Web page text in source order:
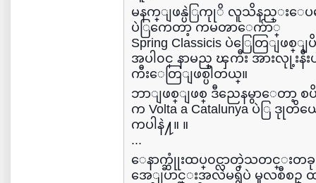
မနက္ျဖန္ပဲြကုုိ လူသိနည္းေပ
ပဲြကေတာ့ ကမၻာေက်ာ္
Spring Classicis ပဲြေတြျဖစ္
အပါ၀င္ နာမည္ ၾကီး အားလုု့းနီး
ကီးေတြျဖစ္ပါတယ္။
ဘာျဖစ္ျဖစ္ ဒီညေနမွာေတာ့ စ
က Volta a Catalunya ပဲြ
ကပါနဲ႔။ ။
...
ေနာက္ဆုုံးထပ္၀င္လာတဲ့သတင္းတ
အေျပာင္းအလဲမရွိပဲ မူလစီစ